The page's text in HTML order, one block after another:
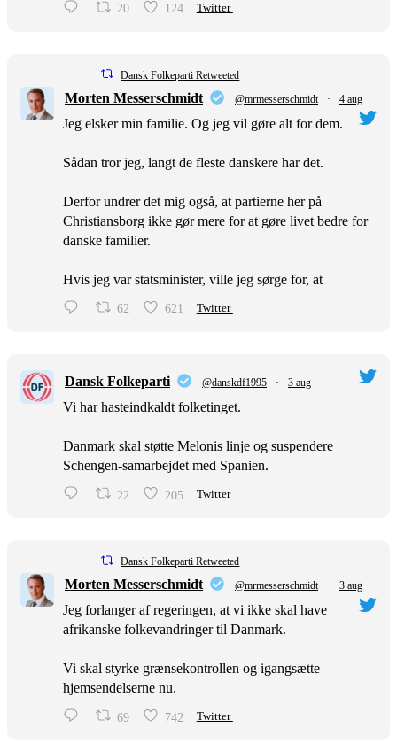
20 124 Twitter
Dansk Folkeparti Retweeted
Morten Messerschmidt @mrmesserschmidt · 4 aug
Jeg elsker min familie. Og jeg vil gøre alt for dem.
Sådan tror jeg, langt de fleste danskere har det.
Derfor undrer det mig også, at partierne her på
Christiansborg ikke gør mere for at gøre livet bedre for
danske familier.
Hvis jeg var statsminister, ville jeg sørge for, at
62 621 Twitter
Dansk Folkeparti @danskdf1995 · 3 aug
Vi har hasteindkaldt folketinget.
Danmark skal støtte Melonis linje og suspendere
Schengen-samarbejdet med Spanien.
22 205 Twitter
Dansk Folkeparti Retweeted
Morten Messerschmidt @mrmesserschmidt · 3 aug
Jeg forlanger af regeringen, at vi ikke skal have
afrikanske folkevandringer til Danmark.
Vi skal styrke grænsekontrollen og igangsætte
hjemsendelserne nu.
69 742 Twitter